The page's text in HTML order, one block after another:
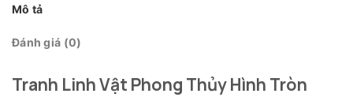
Mô tả
Đánh giá (0)
Tranh Linh Vật Phong Thủy Hình Tròn